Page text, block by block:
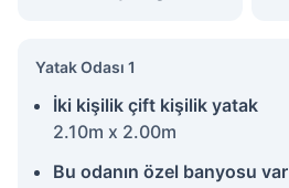
Yatak Odası 1
İki kişilik çift kişilik yatak
2.10m x 2.00m
Bu odanın özel banyosu var